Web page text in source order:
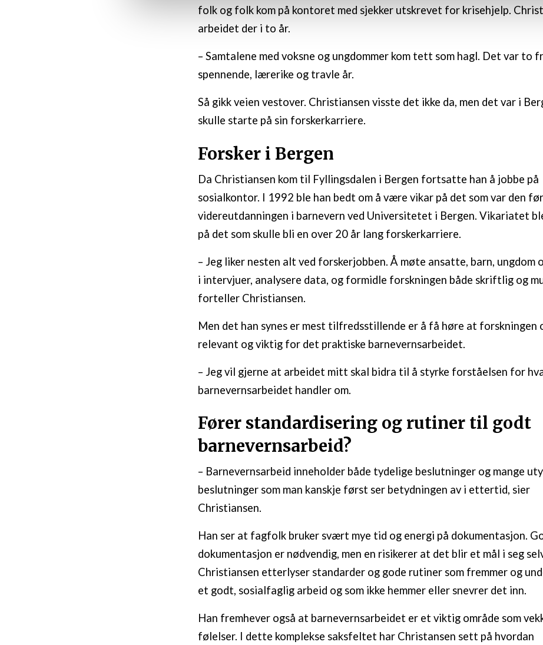
folk og folk kom på kontoret med sjekker utskrevet for krisehjelp.
arbeidet der i to år.
– Samtalene med voksne og ungdommer kom tett som hagl. Det var to
spennende, lærerike og travle år.
Så gikk veien vestover. Christiansen visste det ikke da, men det var i
skulle starte på sin forskerkarriere.
Forsker i Bergen
Da Christiansen kom til Fyllingsdalen i Bergen fortsatte han å jobbe på
sosialkontor. I 1992 ble han bedt om å være vikar på det som var den
videreutdanningen i barnevern ved Universitetet i Bergen. Vikariatet
på det som skulle bli en over 20 år lang forskerkarriere.
– Jeg liker nesten alt ved forskerjobben. Å møte ansatte, barn, ungdom
i intervjuer, analysere data, og formidle forskningen både skriftlig og
forteller Christiansen.
Men det han synes er mest tilfredsstillende er å få høre at forskningen
relevant og viktig for det praktiske barnevernsarbeidet.
– Jeg vil gjerne at arbeidet mitt skal bidra til å styrke forståelsen for
barnevernsarbeidet handler om.
Fører standardisering og rutiner til godt
barnevernsarbeid?
– Barnevernsarbeid inneholder både tydelige beslutninger og mange
beslutninger som man kanskje først ser betydningen av i ettertid, sier
Christiansen.
Han ser at fagfolk bruker svært mye tid og energi på dokumentasjon.
dokumentasjon er nødvendig, men en risikerer at det blir et mål i seg
Christiansen etterlyser standarder og gode rutiner som fremmer og
et godt, sosialfaglig arbeid og som ikke hemmer eller snevrer det inn.
Han fremhever også at barnevernsarbeidet er et viktig område som
følelser. I dette komplekse saksfeltet har Christansen sett på hvordan